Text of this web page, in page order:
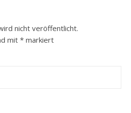
nicht veröffentlicht.
mit * markiert